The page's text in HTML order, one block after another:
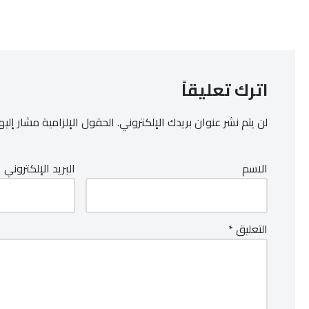
اترك تعليقاً
لن يتم نشر عنوان بريدك الإلكتروني.الحقول الإلزامية مشار
الاسم البريد الإلكتروني
التعليق*